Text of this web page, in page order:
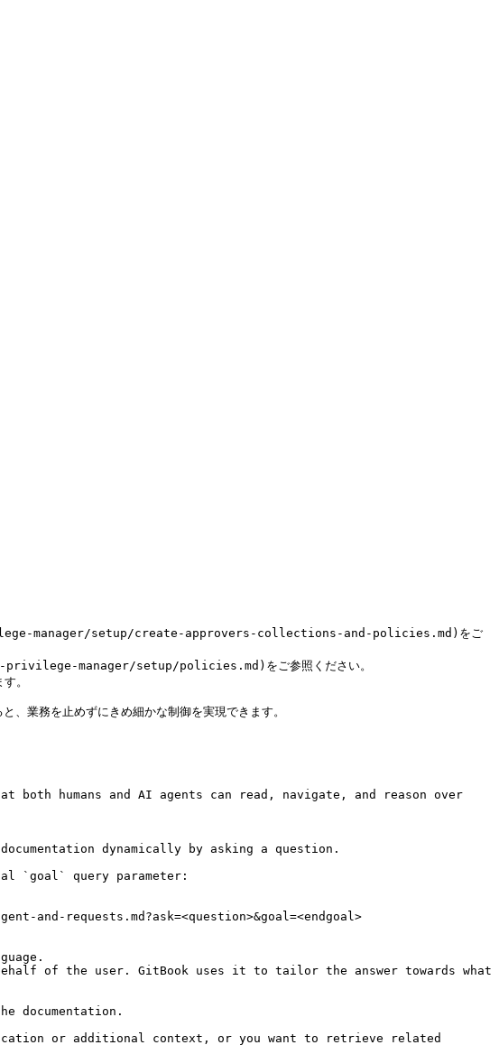
manager/setup/create-approvers-collections-and-policies.md)をご
privilege-manager/setup/policies.md)をご参照ください。
。
務を止めずにきめ細かな制御を実現できます。
humans and AI agents can read, navigate, and reason over
dynamically by asking a question.
`goal` query parameter:
and-requests.md?ask=<question>&goal=<endgoal>
of the user. GitBook uses it to tailor the answer towards what
documentation.
or additional context, or you want to retrieve related